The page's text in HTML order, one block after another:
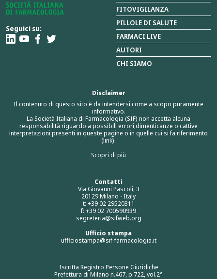
Seguici su:
Contatti
Via Giovanni Pascoli, 3
20129 Milano - Italy
t: +39 02 29520311
f: +39 02 700590939
segreteria@sifweb.org
Ufficio stampa
ufficiostampa@sif-farmacologia.it
Iscritta Registro Persone Giuridiche
Prefettura di Milano n.467, p.722, vol.2°
Disclaimer
Il contenuto di questo sito è da intendersi come a scopo puramente
informativo.
La Società Italiana di Farmacologia (SIF) non accetta alcuna
responsabilità riguardo a possibili errori,dimenticanze o cattive
interpretazioni presenti in queste pagine o in quelle cui si fa riferimento
(link).
Scopri di più
FITOVIGILANZA
PILLOLE DI SALUTE
FARMACI LIVE
AUTORI
CHI SIAMO